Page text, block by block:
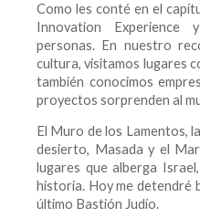
Como les conté en el
Innovation
personas. En nuestro
cultura, visitamos lugares
también conocimos
proyectos sorprenden al
El Muro de los Lamentos,
desierto, Masada y el
lugares que alberga
historia. Hoy me detendré
último Bastión Judío.